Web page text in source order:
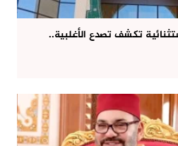
تكشف تصدع الأغلبية..